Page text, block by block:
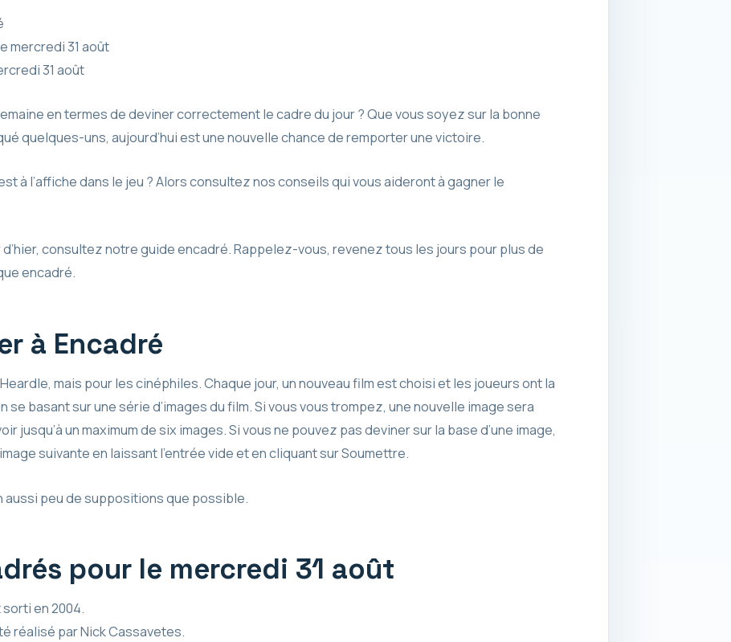
mercredi 31 août
31 août
en termes de deviner correctement le cadre du jour ? Que vous soyez sur la bonne
quelques-uns, aujourd’hui est une nouvelle chance de remporter une victoire.
à l’affiche dans le jeu ? Alors consultez nos conseils qui vous aideront à gagner le
consultez notre guide encadré. Rappelez-vous, revenez tous les jours pour plus de
encadré.
à Encadré
mais pour les cinéphiles. Chaque jour, un nouveau film est choisi et les joueurs ont la
basant sur une série d’images du film. Si vous vous trompez, une nouvelle image sera
jusqu’à un maximum de six images. Si vous ne pouvez pas deviner sur la base d’une image,
suivante en laissant l’entrée vide et en cliquant sur Soumettre.
aussi peu de suppositions que possible.
pour le mercredi 31 août
sorti en 2004.
réalisé par Nick Cassavetes.